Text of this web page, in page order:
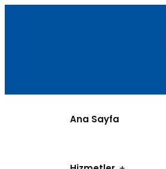
Ana Sayfa